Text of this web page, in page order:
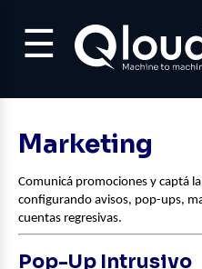
☰
Marketing
Comunicá promociones y captá
configurando avisos, pop-ups,
cuentas regresivas.
Pop-Up Intrusivo